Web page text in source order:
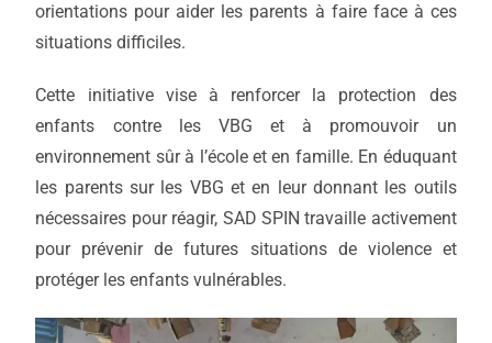
orientations pour aider les parents à faire face à ces
situations difficiles.
Cette initiative vise à renforcer la protection des
enfants contre les VBG et à promouvoir un
environnement sûr à l’école et en famille. En éduquant
les parents sur les VBG et en leur donnant les outils
nécessaires pour réagir, SAD SPIN travaille activement
pour prévenir de futures situations de violence et
protéger les enfants vulnérables.